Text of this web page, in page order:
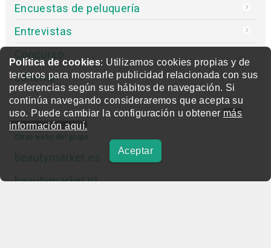
Política de cookies: Utilizamos cookies propias y de
terceros para mostrarle publicidad relacionada con sus
preferencias según sus hábitos de navegación. Si
continúa navegando consideraremos que acepta su
uso. Puede cambiar la configuración u obtener más
información aquí.
Aceptar
Encuestas de peluquería
Entrevistas
Concurso
Editorial
Otras webs del grupo
beautymarket.es
beautymarket.pt